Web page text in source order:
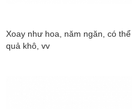
Xoay như hoa, năm ngăn, có
quả khô, vv